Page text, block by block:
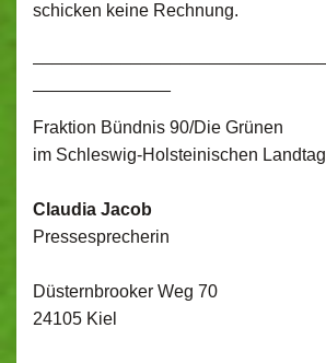
schicken keine Rechnung.
Fraktion Bündnis 90/Die Grünen
im Schleswig-Holsteinischen Landtag
Claudia Jacob
Pressesprecherin
Düsternbrooker Weg 70
24105 Kiel